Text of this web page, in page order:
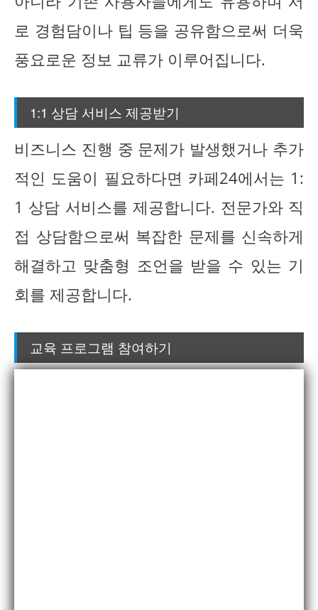
로 경험담이나 팁 등을 공유함으로써 더욱
풍요로운 정보 교류가 이루어집니다.
1:1 상담 서비스 제공받기
비즈니스 진행 중 문제가 발생했거나 추가
적인 도움이 필요하다면 카페24에서는 1:
1 상담 서비스를 제공합니다. 전문가와 직
접 상담함으로써 복잡한 문제를 신속하게
해결하고 맞춤형 조언을 받을 수 있는 기
회를 제공합니다.
교육 프로그램 참여하기